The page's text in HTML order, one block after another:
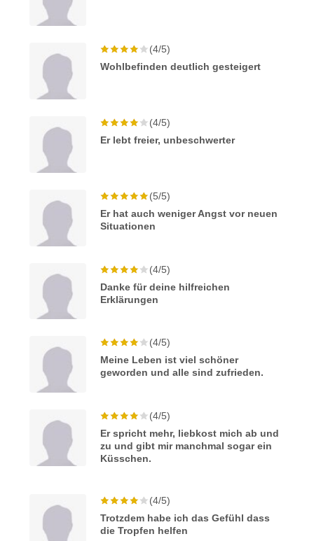
(4/5)
Wohlbefinden deutlich gesteigert
(4/5)
Er lebt freier, unbeschwerter
(5/5)
Er hat auch weniger Angst vor neuen
Situationen
(4/5)
Danke für deine hilfreichen
Erklärungen
(4/5)
Meine Leben ist viel schöner
geworden und alle sind zufrieden.
(4/5)
Er spricht mehr, liebkost mich ab und
zu und gibt mir manchmal sogar ein
Küsschen.
(4/5)
Trotzdem habe ich das Gefühl dass
die Tropfen helfen